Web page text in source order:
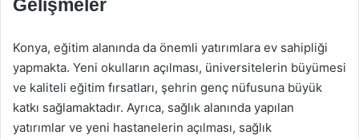
Gelişmeler
Konya, eğitim alanında da önemli yatırımlara ev sahipliği
yapmakta. Yeni okulların açılması, üniversitelerin büyümesi
ve kaliteli eğitim fırsatları, şehrin genç nüfusuna büyük
katkı sağlamaktadır. Ayrıca, sağlık alanında yapılan
yatırımlar ve yeni hastanelerin açılması, sağlık